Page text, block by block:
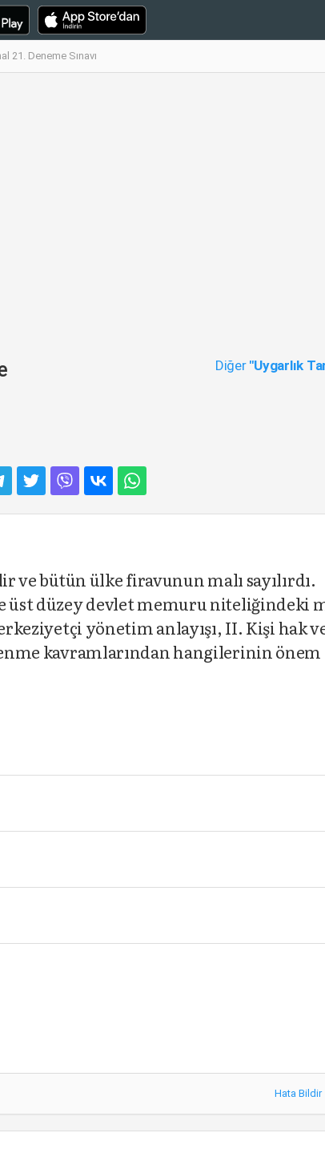
21. Deneme Sınavı
Diğer "Uygarlık
ve bütün ülke firavunun malı sayılırdı.
üst düzey devlet memuru niteliğindeki
yönetim anlayışı, II. Kişi hak
kavramlarından hangilerinin önem
Hata Bildir